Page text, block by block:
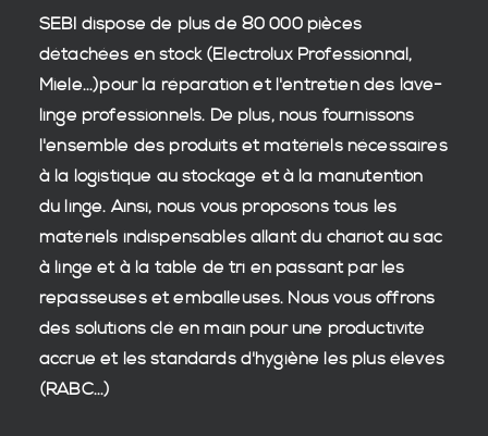
SEBI dispose de plus de 80 000pièces
détachées en stock(Electrolux Professionnal,
Miele...)pour la réparation et l'entretien des lave-
linge professionnels. De plus, nous fournissons
l'ensemble des produits et matériels nécessaires
à la logistique au stockage et à la manutention
du linge. Ainsi, nous vous proposons tous les
matériels indispensables allant du chariot au sac
à linge et à la table de tri en passant par les
repasseuses et emballeuses. Nous vous offrons
des solutions clé en main pour une productivité
accrue et lesstandards d'hygiène les plus élevés
(RABC...)